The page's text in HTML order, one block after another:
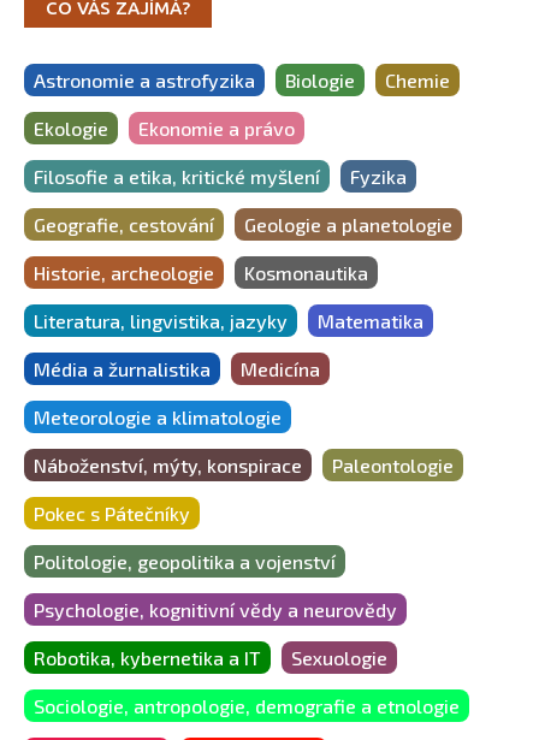
CO VÁS ZAJÍMÁ?
Astronomie a astrofyzika Biologie Chemie
Ekologie Ekonomie a právo
Filosofie a etika, kritické myšlení Fyzika
Geografie, cestování Geologie a planetologie
Historie, archeologie Kosmonautika
Literatura, lingvistika, jazyky Matematika
Média a žurnalistika Medicína
Meteorologie a klimatologie
Náboženství, mýty, konspirace Paleontologie
Pokec s Pátečníky
Politologie, geopolitika a vojenství
Psychologie, kognitivní vědy a neurovědy
Robotika, kybernetika a IT Sexuologie
Sociologie, antropologie, demografie a etnologie